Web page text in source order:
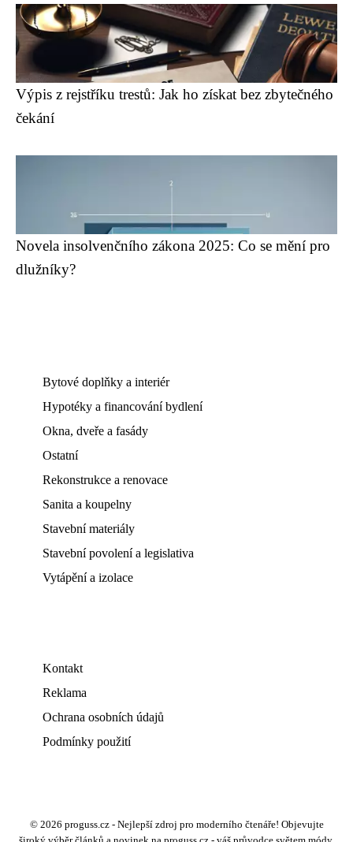
Výpis z rejstříku trestů: Jak ho získat bez zbytečného
čekání
Novela insolvenčního zákona 2025: Co se mění pro
dlužníky?
Bytové doplňky a interiér
Hypotéky a financování bydlení
Okna, dveře a fasády
Ostatní
Rekonstrukce a renovace
Sanita a koupelny
Stavební materiály
Stavební povolení a legislativa
Vytápění a izolace
Kontakt
Reklama
Ochrana osobních údajů
Podmínky použití
© 2026 proguss.cz - Nejlepší zdroj pro moderního čtenáře! Objevujte